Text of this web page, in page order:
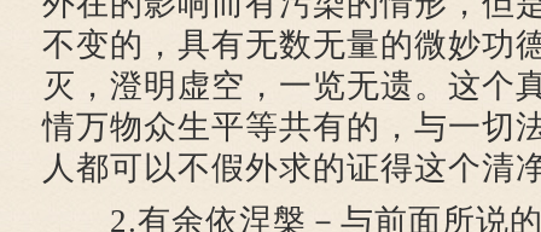
不变的，具有无数无量的微妙功
灭，澄明虚空，一览无遗。这个
情万物众生平等共有的，与一切
人都可以不假外求的证得这个清
2.有余依涅槃－与前面所说的